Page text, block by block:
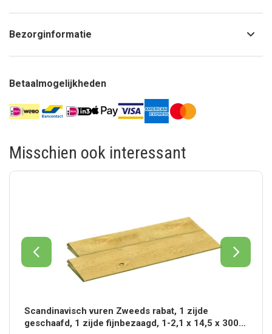
Bezorginformatie
Betaalmogelijkheden
Misschien ook interessant
Scandinavisch vuren Zweeds rabat, 1 zijde
geschaafd, 1 zijde fijnbezaagd, 1-2,1 x 14,5 x 300